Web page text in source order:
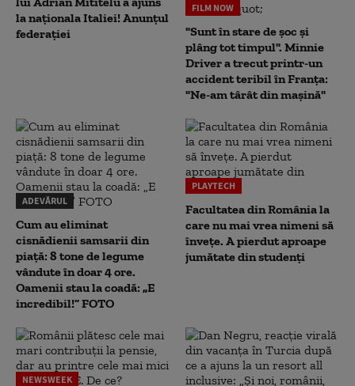
la naționala Italiei! Anunțul
federației
FILM NOW
"Sunt în stare de șoc și
plâng tot timpul". Minnie
Driver a trecut printr-un
accident teribil în Franța:
"Ne-am târât din mașină"
ADEVĂRUL
Cum au eliminat
cisnădienii samsarii din
piață: 8 tone de legume
vândute în doar 4 ore.
Oamenii stau la coadă: „E
incredibil!” FOTO
PLAYTECH
Facultatea din România la
care nu mai vrea nimeni să
înveţe. A pierdut aproape
jumătate din studenţi
NEWSWEEK